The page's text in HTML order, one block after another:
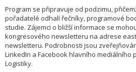
Program se připravuje od podzimu,
pořadatelé odhalí řečníky, programové
studie. Zájemci o bližší informace se
kongresového newsletteru na adrese
newsletteru. Podrobnosti jsou
LinkedIn a Facebook hlavního mediálního
Logistiky.